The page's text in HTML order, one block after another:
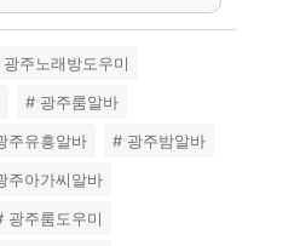
주노래방도우미
# 광주룸알바
주유흥알바
# 광주밤알바
주아가씨알바
광주룸도우미